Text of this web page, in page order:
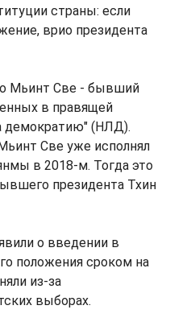
страны: если
врио президента
Мьинт Све - бывший
в правящей
демократию" (НЛД).
Све уже исполнял
в 2018-м. Тогда это
президента Тхин
о введении в
положения сроком на
из-за
выборах.